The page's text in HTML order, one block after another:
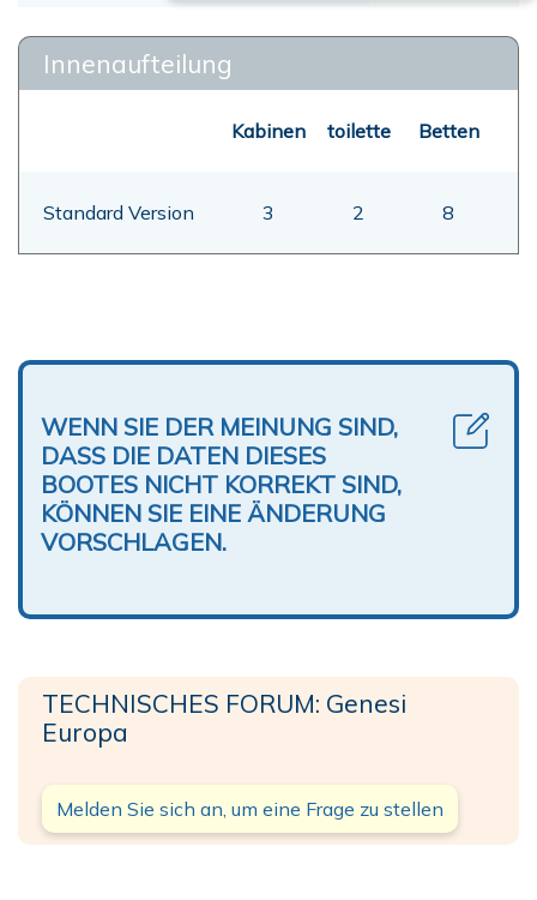
Innenaufteilung
Kabinen toilette Betten
Standard Version 3 2 8
WENN SIE DER MEINUNG SIND,
DASS DIE DATEN DIESES
BOOTES NICHT KORREKT SIND,
KÖNNEN SIE EINE ÄNDERUNG
VORSCHLAGEN.
TECHNISCHES FORUM: Genesi
Europa
Melden Sie sich an, um eine Frage zu stellen